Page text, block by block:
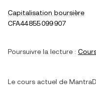
Capitalisation boursière
CFA44 855 099 907
Poursuivre la lecture :
Le cours actuel de